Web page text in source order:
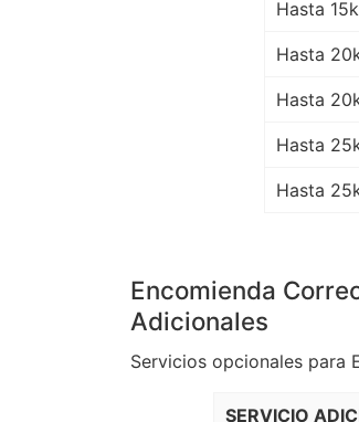
Hasta
Hasta
Hasta
Hasta
Hasta
Encomienda
Adicionales
Servicios opcionales para
SERVICIO